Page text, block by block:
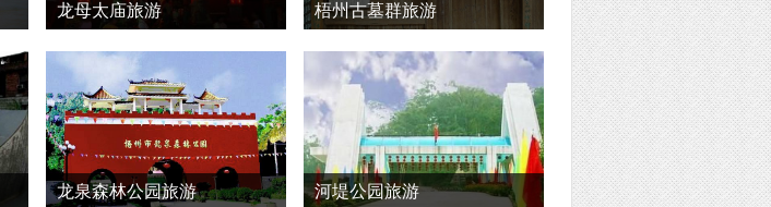
龙母太庙旅游 梧州古墓群旅游
龙泉森林公园旅游 河堤公园旅游